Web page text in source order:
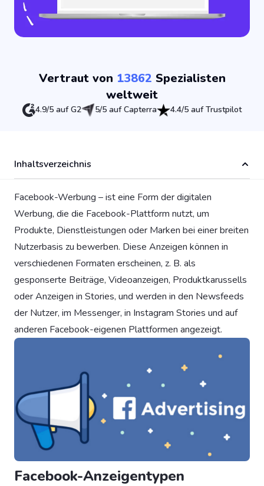
Vertraut von 13862 Spezialisten
weltweit
4.9/5 auf G2 5/5 auf Capterra 4.4/5 auf Trustpilot
Inhaltsverzeichnis
Facebook-Werbung – ist eine Form der digitalen
Werbung, die die Facebook-Plattform nutzt, um
Produkte, Dienstleistungen oder Marken bei einer breiten
Nutzerbasis zu bewerben. Diese Anzeigen können in
verschiedenen Formaten erscheinen, z. B. als
gesponserte Beiträge, Videoanzeigen, Produktkarussells
oder Anzeigen in Stories, und werden in den Newsfeeds
der Nutzer, im Messenger, in Instagram Stories und auf
anderen Facebook-eigenen Plattformen angezeigt.
Facebook-Anzeigentypen